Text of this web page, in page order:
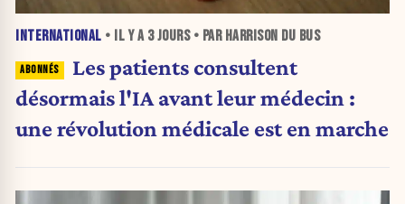
INTERNATIONAL • IL Y A 3 JOURS• PAR HARRISON DU BUS
Les patients consultent
désormais l'IA avant leur médecin :
une révolution médicale est en marche